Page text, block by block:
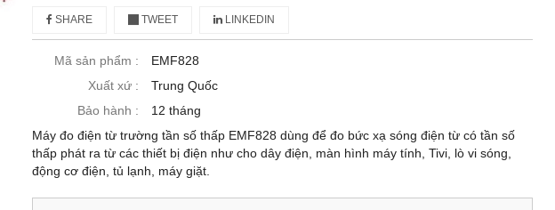
SHARE TWEET LINKEDIN
Mã sản phẩm :
EMF828
Xuất xứ :
Trung Quốc
Bảo hành :
12 tháng
Máy đo điện từ trường tần số thấp EMF828 dùng để đo bức xạ sóng điện từ có tần số
thấp phát ra từ các thiết bị điện như cho dây điện, màn hình máy tính, Tivi, lò vi sóng,
động cơ điện, tủ lạnh, máy giặt.